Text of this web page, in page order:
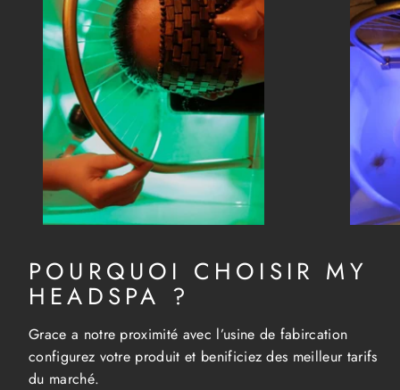
POURQUOI CHOISIR MY
HEADSPA ?
Grace a notre proximité avec l’usine de fabircation
configurez votre produit et benificiez des meilleur tarifs
du marché.